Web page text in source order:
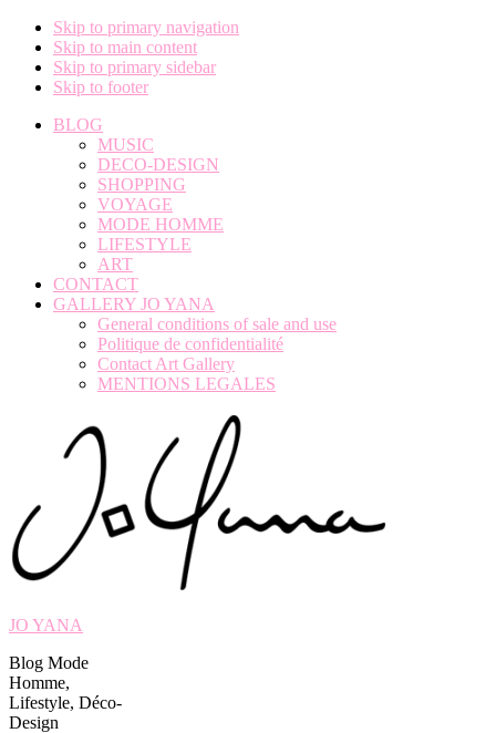
Skip to primary navigation
Skip to main content
Skip to primary sidebar
Skip to footer
BLOG
MUSIC
DECO-DESIGN
SHOPPING
VOYAGE
MODE HOMME
LIFESTYLE
ART
CONTACT
GALLERY JO YANA
General conditions of sale and use
Politique de confidentialité
Contact Art Gallery
MENTIONS LEGALES
JO YANA
Blog Mode
Homme,
Lifestyle, Déco-
Design